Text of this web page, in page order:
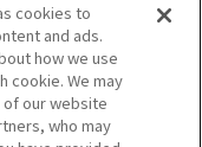
cookies to
and ads.
how we use
cookie. We may
of our website
who may